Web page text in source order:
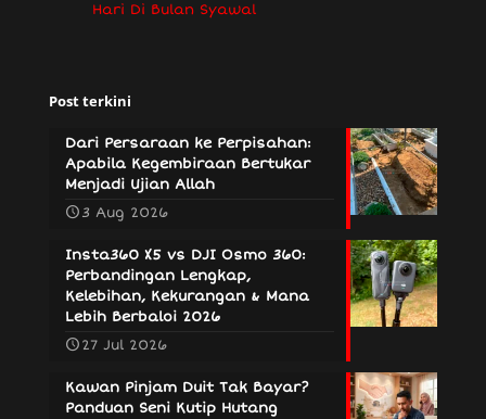
Hari Di Bulan Syawal
Post terkini
Dari Persaraan ke Perpisahan:
Apabila Kegembiraan Bertukar
Menjadi Ujian Allah
3 Aug 2026
Insta360 X5 vs DJI Osmo 360:
Perbandingan Lengkap,
Kelebihan, Kekurangan & Mana
Lebih Berbaloi 2026
27 Jul 2026
Kawan Pinjam Duit Tak Bayar?
Panduan Seni Kutip Hutang